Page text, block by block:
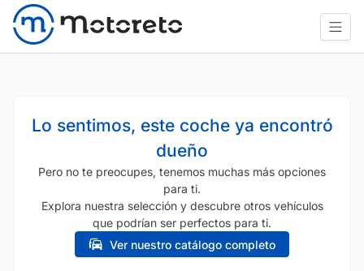
Lo sentimos, este coche ya encontró
dueño
Pero no te preocupes, tenemos muchas más opciones
para ti.
Explora nuestra selección y descubre otros vehículos
que podrían ser perfectos para ti.
Ver nuestro catálogo completo